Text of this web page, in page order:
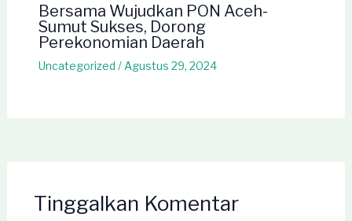
Bersama Wujudkan PON Aceh-
Sumut Sukses, Dorong
Perekonomian Daerah
Uncategorized / Agustus 29, 2024
Tinggalkan Komentar